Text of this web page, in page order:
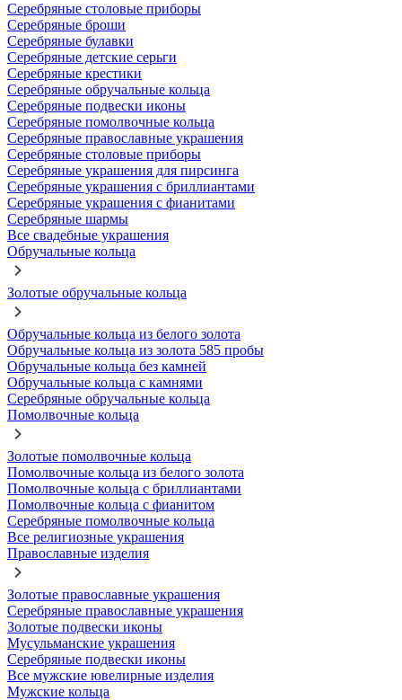
Серебряные столовые приборы
Серебряные броши
Серебряные булавки
Серебряные детские серьги
Серебряные крестики
Серебряные обручальные кольца
Серебряные подвески иконы
Серебряные помолвочные кольца
Серебряные православные украшения
Серебряные столовые приборы
Серебряные украшения для пирсинга
Серебряные украшения с бриллиантами
Серебряные украшения с фианитами
Серебряные шармы
Все свадебные украшения
Обручальные кольца
Золотые обручальные кольца
Обручальные кольца из белого золота
Обручальные кольца из золота 585 пробы
Обручальные кольца без камней
Обручальные кольца с камнями
Серебряные обручальные кольца
Помолвочные кольца
Золотые помолвочные кольца
Помолвочные кольца из белого золота
Помолвочные кольца с бриллиантами
Помолвочные кольца с фианитом
Серебряные помолвочные кольца
Все религиозные украшения
Православные изделия
Золотые православные украшения
Серебряные православные украшения
Золотые подвески иконы
Мусульманские украшения
Серебряные подвески иконы
Все мужские ювелирные изделия
Мужские кольца